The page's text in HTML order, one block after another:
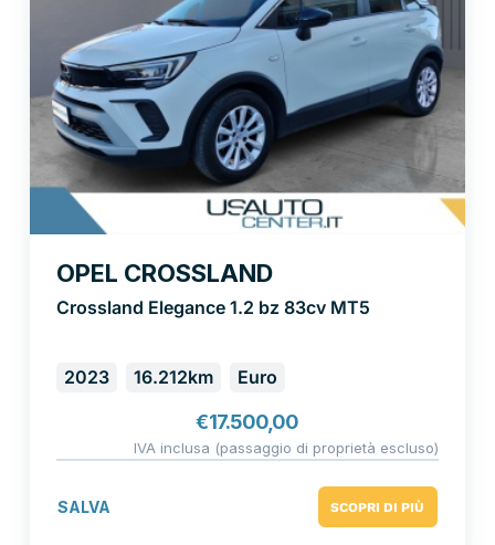
OPEL CROSSLAND
Crossland Elegance 1.2 bz 83cv MT5
2023 16.212km Euro
€17.500,00
IVA inclusa (passaggio di proprietà escluso)
SALVA SCOPRI DI PIÙ